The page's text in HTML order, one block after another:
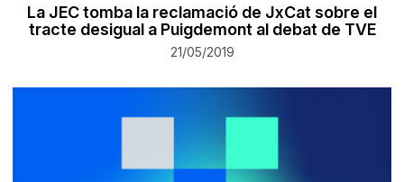
La JEC tomba la reclamació de JxCat sobre el
tracte desigual a Puigdemont al debat de TVE
21/05/2019